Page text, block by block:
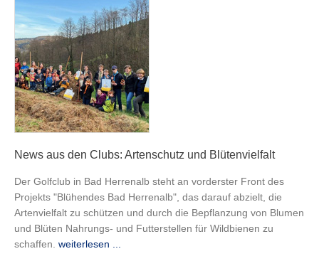
News aus den Clubs: Artenschutz und Blütenvielfalt
Der Golfclub in Bad Herrenalb steht an vorderster Front des
Projekts "Blühendes Bad Herrenalb", das darauf abzielt, die
Artenvielfalt zu schützen und durch die Bepflanzung von Blumen
und Blüten Nahrungs- und Futterstellen für Wildbienen zu
schaffen. weiterlesen ...